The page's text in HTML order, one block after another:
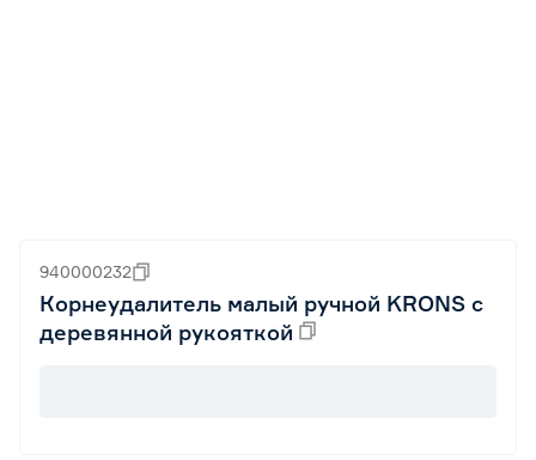
940000232
Корнеудалитель малый ручной KRONS с
деревянной рукояткой